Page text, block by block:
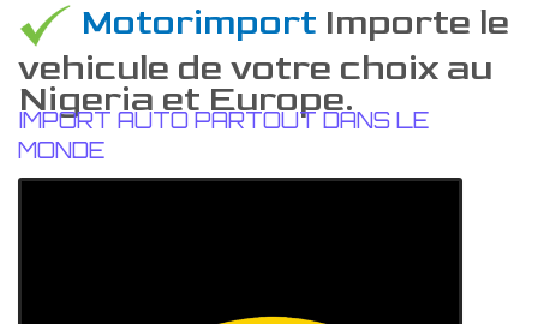
Motorimport Importe le
vehicule de votre choix au
Nigeria et Europe.
IMPORT AUTO PARTOUT DANS LE
MONDE